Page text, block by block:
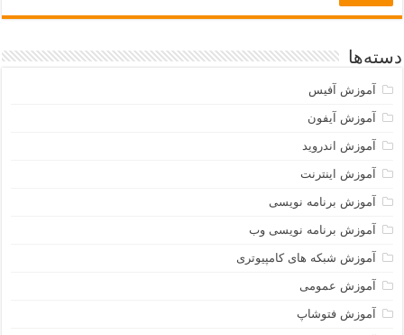
دسته‌ها
آموزش آفیس
آموزش آیفون
آموزش اندروید
آموزش اینترنت
آموزش برنامه نویسی
آموزش برنامه نویسی وب
آموزش شبکه های کامپیوتری
آموزش عمومی
آموزش فتوشاپ